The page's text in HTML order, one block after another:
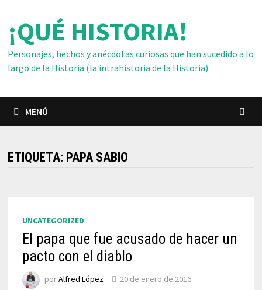
contenido
¡QUÉ HISTORIA!
Personajes, hechos y anécdotas curiosas que han sucedido a lo
largo de la Historia (la intrahistoria de la Historia)
MENÚ
ETIQUETA: PAPA SABIO
UNCATEGORIZED
El papa que fue acusado de hacer un
pacto con el diablo
porAlfred López 20 de enero de 2016